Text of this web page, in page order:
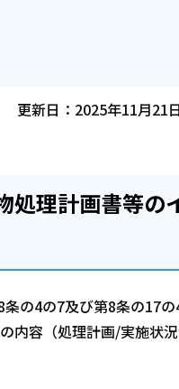
更新日：2025年11月21日
処理計画書等の
の4の7及び第8条の17
容（処理計画/実施状況